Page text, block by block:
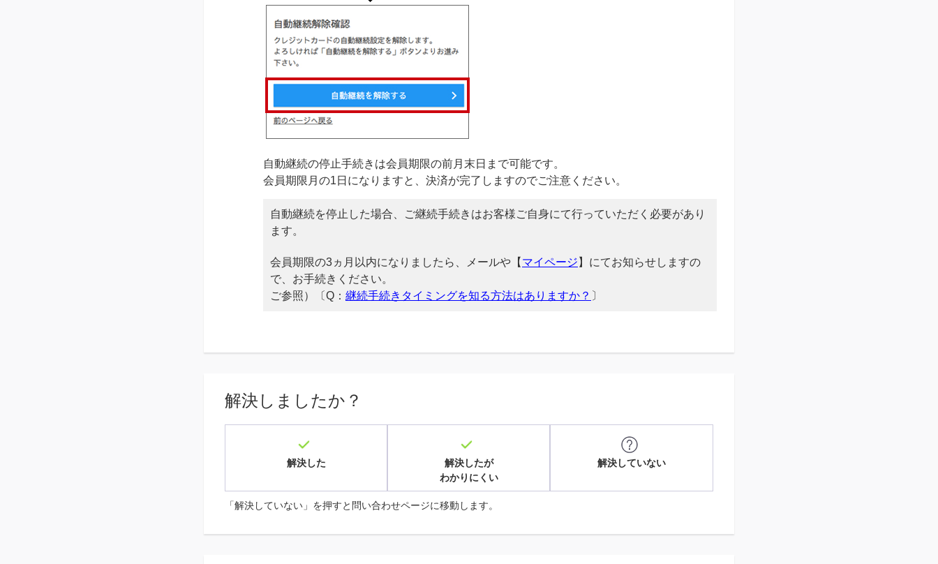
自動継続の停止手続きは会員期限の前月末日まで可能です。
会員期限月の1日になりますと、決済が完了しますのでご注意ください。
自動継続を停止した場合、ご継続手続きはお客様ご自身にて行っていただく必要があり
ます。
会員期限の3ヵ月以内になりましたら、メールや【 マイページ 】にてお知らせしますの
で、お手続きください。
ご参照）〔Q： 継続手続きタイミングを知る方法はありますか？ 〕
解決しましたか？
解決した
解決したが
わかりにくい
解決していない
「解決していない」を押すと問い合わせページに移動します。